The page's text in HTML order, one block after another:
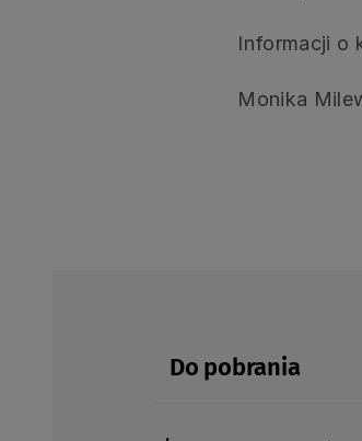
Informacji o
Monika
Do pobrania